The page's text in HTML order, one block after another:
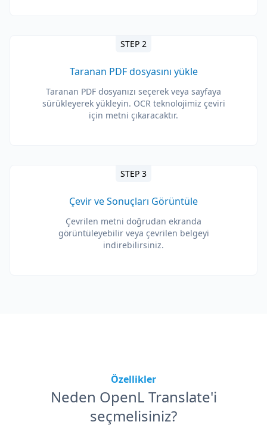
STEP 2
Taranan PDF dosyasını yükle
Taranan PDF dosyanızı seçerek veya sayfaya
sürükleyerek yükleyin. OCR teknolojimiz çeviri
için metni çıkaracaktır.
STEP 3
Çevir ve Sonuçları Görüntüle
Çevrilen metni doğrudan ekranda
görüntüleyebilir veya çevrilen belgeyi
indirebilirsiniz.
Özellikler
Neden OpenL Translate'i
seçmelisiniz?